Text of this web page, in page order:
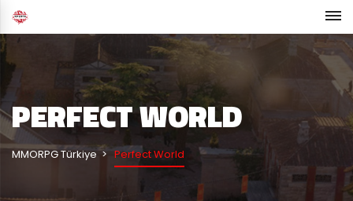
PERFECT WORLD
MMORPG Türkiye Perfect World